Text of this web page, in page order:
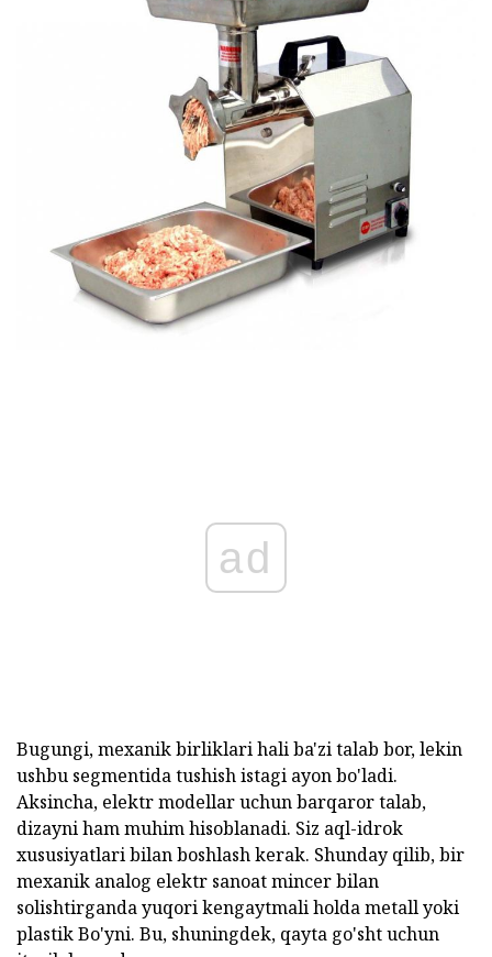
ad
Bugungi, mexanik birliklari hali ba'zi talab bor, lekin
ushbu segmentida tushish istagi ayon bo'ladi.
Aksincha, elektr modellar uchun barqaror talab,
dizayni ham muhim hisoblanadi. Siz aql-idrok
xususiyatlari bilan boshlash kerak. Shunday qilib, bir
mexanik analog elektr sanoat mincer bilan
solishtirganda yuqori kengaytmali holda metall yoki
plastik Bo'yni. Bu, shuningdek, qayta go'sht uchun